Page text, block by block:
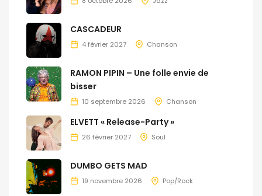
CASCADEUR
4 février 2027 Chanson
RAMON PIPIN – Une folle envie de
bisser
10 septembre 2026 Chanson
ELVETT « Release-Party »
26 février 2027 Soul
DUMBO GETS MAD
19 novembre 2026 Pop/Rock